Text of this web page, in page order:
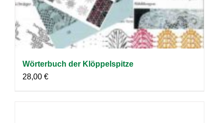
Wörterbuch der Klöppelspitze
28,00 €